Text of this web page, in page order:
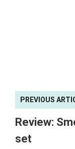
PREVIOUS
Review:
set